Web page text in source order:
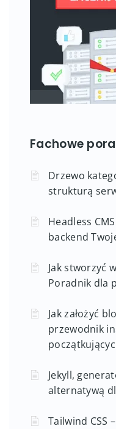
Fachowe
Drzewo
strukturą
Headless
backend
Jak stworzyć
Poradnik dla
Jak założyć
przewodnik
Jekyll,
alternatywą
Tailwind CSS